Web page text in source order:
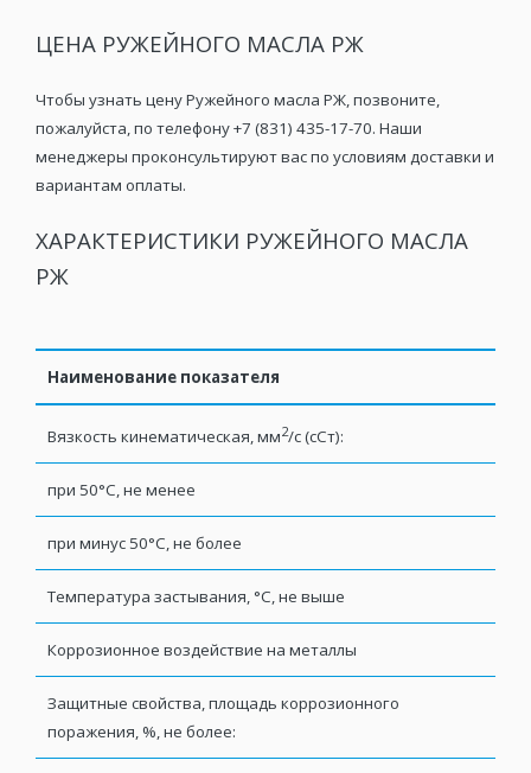
ЦЕНА РУЖЕЙНОГО МАСЛА РЖ
Чтобы узнать цену Ружейного масла РЖ, позвоните,
пожалуйста, по телефону +7 (831) 435-17-70. Наши
менеджеры проконсультируют вас по условиям доставки и
вариантам оплаты.
ХАРАКТЕРИСТИКИ РУЖЕЙНОГО МАСЛА
РЖ
Наименование показателя
Вязкость кинематическая, мм2/с (сСт):
при 50°С, не менее
при минус 50°С, не более
Температура застывания, °С, не выше
Коррозионное воздействие на металлы
Защитные свойства, площадь коррозионного
поражения, %, не более: